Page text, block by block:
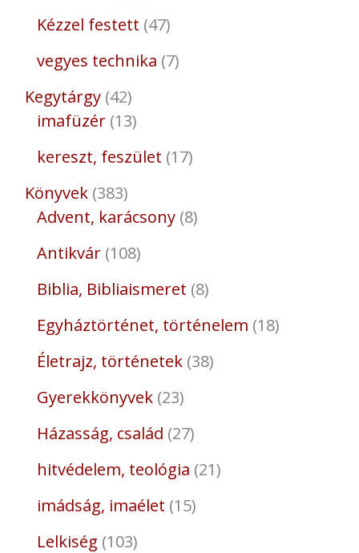
Kézzel festett 47
vegyes technika 7
Kegytárgy 42
imafüzér 13
kereszt, feszület 17
Könyvek 383
Advent, karácsony 8
Antikvár 108
Biblia, Bibliaismeret 8
Egyháztörténet, történelem 18
Életrajz, történetek 38
Gyerekkönyvek 23
Házasság, család 27
hitvédelem, teológia 21
imádság, imaélet 15
Lelkiség 103